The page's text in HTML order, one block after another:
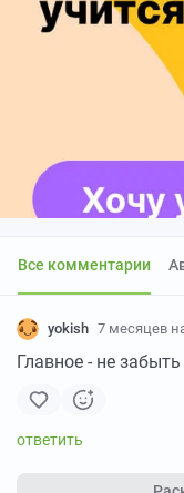
Все комментарии
yokish 7 месяцев
Главное - не